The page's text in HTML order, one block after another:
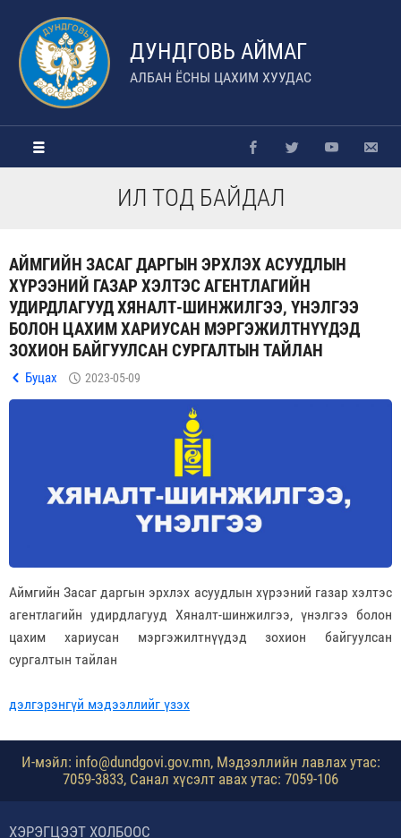
ДУНДГОВЬ АЙМАГ
АЛБАН ЁСНЫ ЦАХИМ ХУУДАС
ИЛ ТОД БАЙДАЛ
АЙМГИЙН ЗАСАГ ДАРГЫН ЭРХЛЭХ АСУУДЛЫН
ХҮРЭЭНИЙ ГАЗАР ХЭЛТЭС АГЕНТЛАГИЙН
УДИРДЛАГУУД ХЯНАЛТ-ШИНЖИЛГЭЭ, ҮНЭЛГЭЭ
БОЛОН ЦАХИМ ХАРИУСАН МЭРГЭЖИЛТНҮҮДЭД
ЗОХИОН БАЙГУУЛСАН СУРГАЛТЫН ТАЙЛАН
Буцах 2023-05-09
Аймгийн Засаг даргын эрхлэх асуудлын хүрээний газар хэлтэс
агентлагийн удирдлагууд Хяналт-шинжилгээ, үнэлгээ болон
цахим хариусан мэргэжилтнүүдэд зохион байгуулсан
сургалтын тайлан
дэлгэрэнгүй мэдээллийг үзэх
И-мэйл: info@dundgovi.gov.mn, Мэдээллийн лавлах утас:
7059-3833, Санал хүсэлт авах утас: 7059-106
ХЭРЭГЦЭЭТ ХОЛБООС